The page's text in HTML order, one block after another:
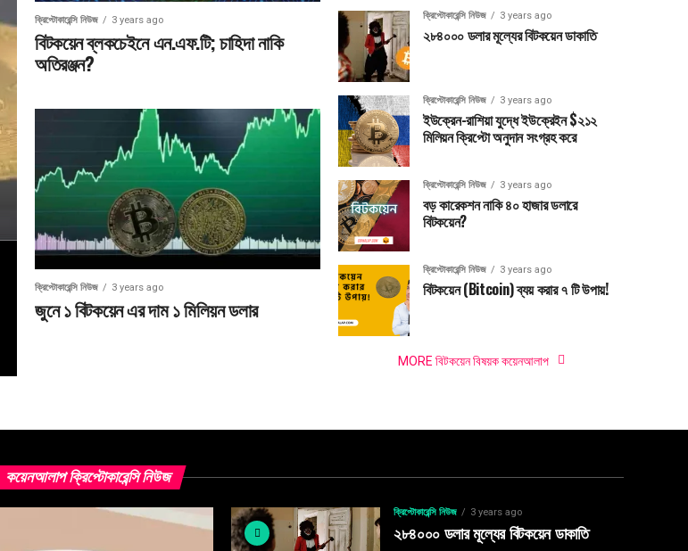
ক্রিপ্টোকারেন্সি নিউজ 3 years ago
বিটকয়েন ব্লকচেইনে এন.এফ.টি; চাহিদা নাকি
অতিরঞ্জন?
ক্রিপ্টোকারেন্সি নিউজ 3 years ago
জুনে ১ বিটকয়েন এর দাম ১ মিলিয়ন ডলার
ক্রিপ্টোকারেন্সি নিউজ 3 years ago
২৮৪০০০ ডলার মূল্যের বিটকয়েন ডাকাতি
ক্রিপ্টোকারেন্সি নিউজ 3 years ago
ইউক্রেন-রাশিয়া যুদ্ধে ইউক্রেইন $২১২
মিলিয়ন ক্রিপ্টো অনুদান সংগ্রহ করে
ক্রিপ্টোকারেন্সি নিউজ 3 years ago
বড় কারেকশন নাকি ৪০ হাজার ডলারে
বিটকয়েন?
ক্রিপ্টোকারেন্সি নিউজ 3 years ago
বিটকয়েন (Bitcoin) ব্যয় করার ৭ টি উপায়!
MORE বিটকয়েন বিষয়ক কয়েনআলাপ
কয়েনআলাপ ক্রিপ্টোকারেন্সি নিউজ
ক্রিপ্টোকারেন্সি নিউজ 3 years ago
২৮৪০০০ ডলার মূল্যের বিটকয়েন ডাকাতি